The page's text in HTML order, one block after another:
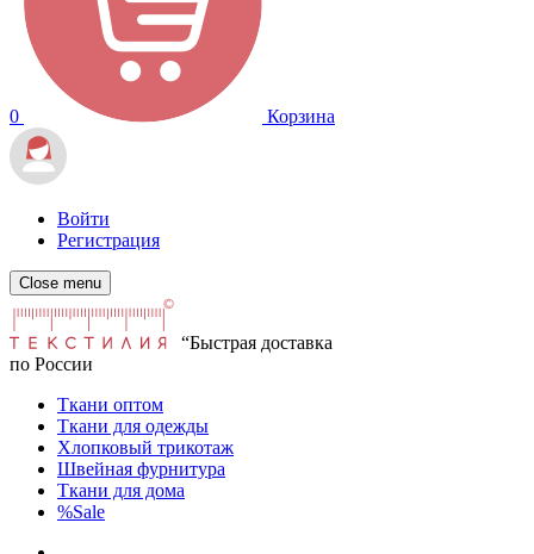
0 Корзина
Войти
Регистрация
Close menu
“Быстрая доставка
по России
Ткани оптом
Ткани для одежды
Хлопковый трикотаж
Швейная фурнитура
Ткани для дома
%Sale